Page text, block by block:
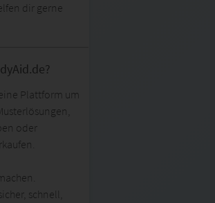
dir gerne
Plattform um
oder
schnell,